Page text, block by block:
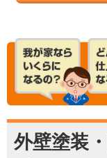
外壁塗装